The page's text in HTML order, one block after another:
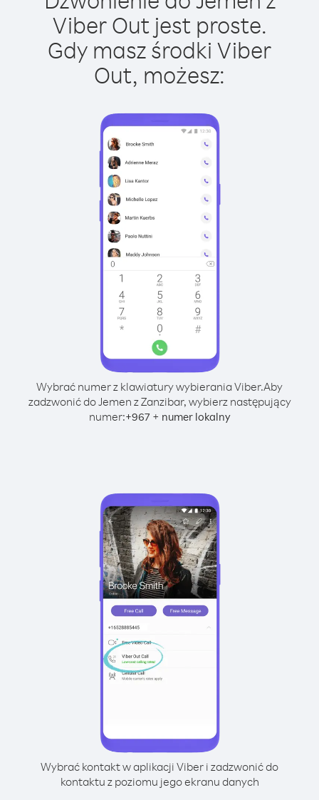
Viber Out jest proste.
Gdy masz środki Viber
Out, możesz:
Wybrać numer z klawiatury wybierania Viber.Aby
zadzwonić do Jemen z Zanzibar, wybierz następujący
numer:+967+ numer lokalny
Wybrać kontakt w aplikacji Viber i zadzwonić do
kontaktu z poziomu jego ekranu danych